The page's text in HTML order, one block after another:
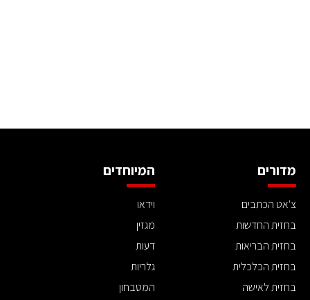
מדורים
צ'אט הכתבים
בחזית החדשות
בחזית הבריאות
בחזית הכלכלית
בחזית לאישה
המיוחדים
וידאו
מגזין
דעות
גלריות
המטבחון